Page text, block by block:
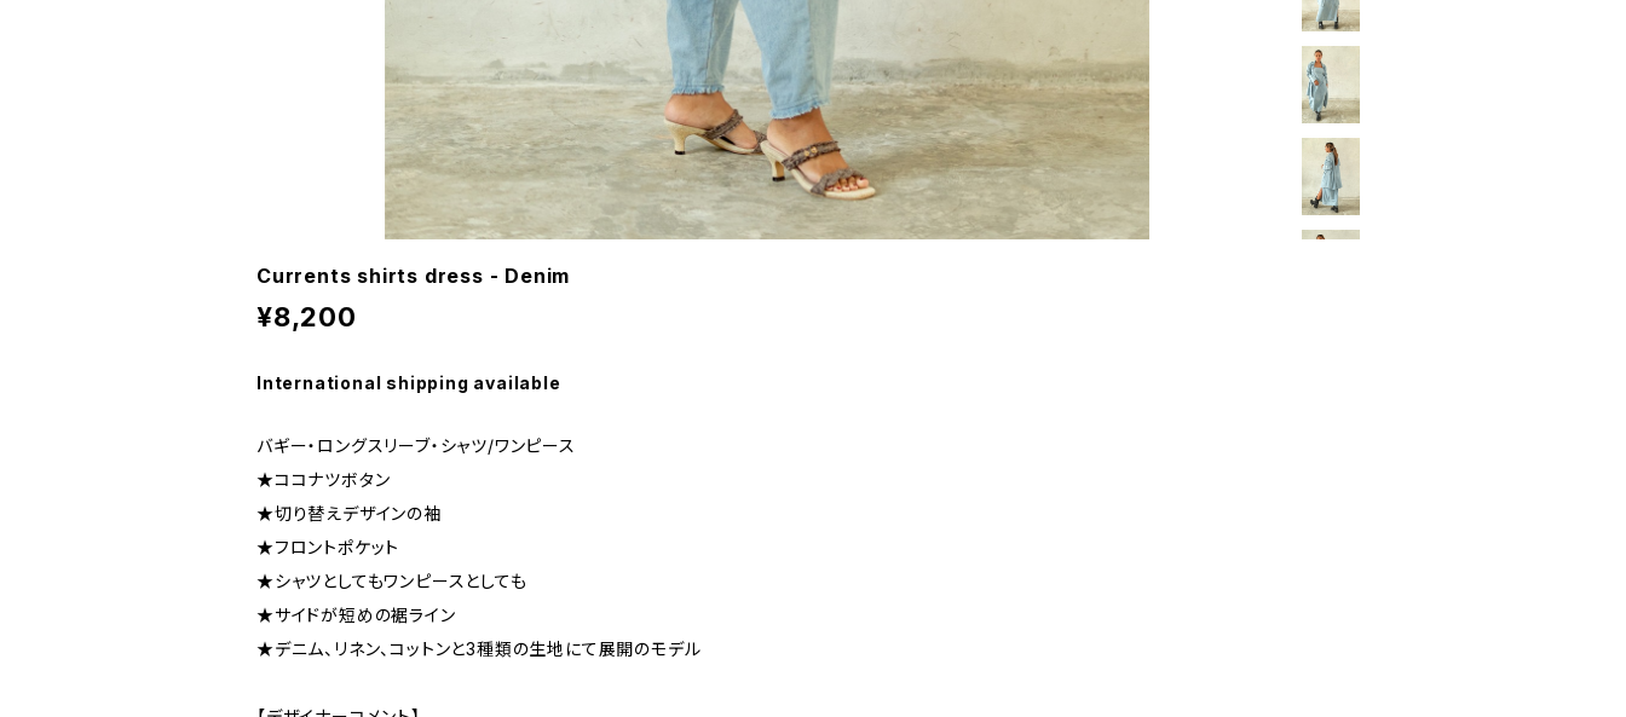
Currents shirts dress - Denim
¥8,200
International shipping available
バギー・ロングスリーブ・シャツ/ワンピース
★ココナツボタン
★切り替えデザインの袖
★フロントポケット
★シャツとしてもワンピースとしても
★サイドが短めの裾ライン
★デニム、リネン、コットンと3種類の生地にて展開のモデル